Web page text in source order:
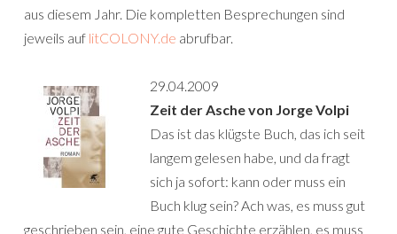
aus diesem Jahr. Die kompletten Besprechungen sind
jeweils auf litCOLONY.de abrufbar.
29.04.2009
Zeit der Asche von Jorge Volpi
Das ist das klügste Buch, das ich seit
langem gelesen habe, und da fragt
sich ja sofort: kann oder muss ein
Buch klug sein? Ach was, es muss gut
geschrieben sein, eine gute Geschichte erzählen, es muss